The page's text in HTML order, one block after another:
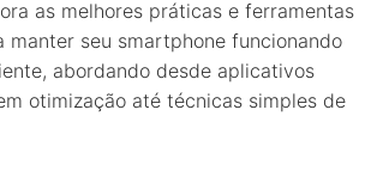
as melhores práticas e ferramentas
manter seu smartphone funcionando
abordando desde aplicativos
otimização até técnicas simples de